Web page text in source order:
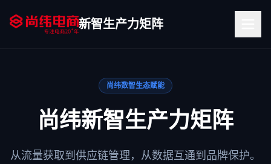
新智生产力矩阵
尚纬数智生态赋能
尚纬新智生产力矩阵
从流量获取到供应链管理，从数据互通到品牌保护。